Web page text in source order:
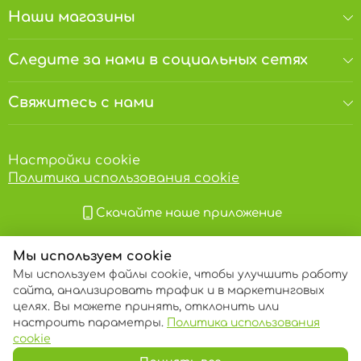
Пищевые волокна:
Белки:20 г
арахиса, орехов и семян кунжута.
колебаний) и относительной влажности
воздуха не более 70%. Срок годности 12
Детям употреблять в пищу только в
присутствии взрослого.
Наши магазины
Следите за нами в социальных сетях
Свяжитесь с нами
Настройки cookie
Политика использования cookie
Скачайте наше приложение
© 2013 – 2026 ECOM
Мы используем cookie
Мы используем файлы cookie, чтобы улучшить работу
сайта, анализировать трафик и в маркетинговых
целях. Вы можете принять, отклонить или
настроить параметры. Политика использования
cookie